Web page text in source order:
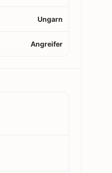
Ungarn
Angreifer